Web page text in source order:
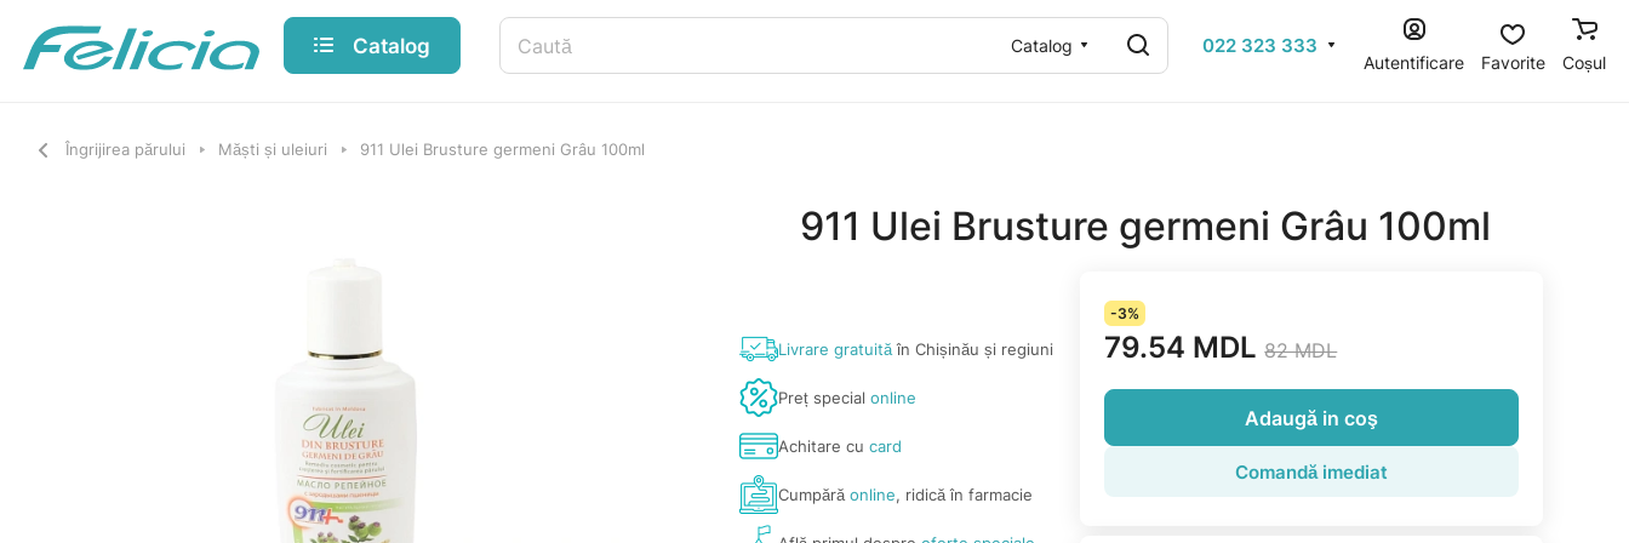
Catalog Catalog 022 323 333
Autentificare Favorite Coșul
Îngrijirea părului Măști și uleiuri 911 Ulei Brusture germeni Grâu 100ml
911 Ulei Brusture germeni Grâu 100ml
Livrare gratuităîn Chișinău și regiuni
Preț specialonline
Achitare cucard
Cumpărăonline, ridică în farmacie
-3%
79.54 MDL 82 MDL
Adaugă in coş
Comandă imediat